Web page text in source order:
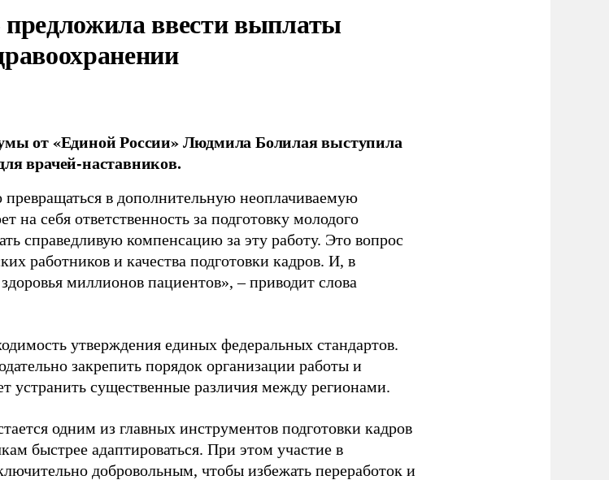
предложила ввести выплаты
от «Единой России» Людмила Болилая выступила
врачей-наставников.
превращаться в дополнительную неоплачиваемую
на себя ответственность за подготовку молодого
справедливую компенсацию за эту работу. Это вопрос
работников и качества подготовки кадров. И, в
миллионов пациентов», – приводит слова
утверждения единых федеральных стандартов.
закрепить порядок организации работы и
устранить существенные различия между регионами.
одним из главных инструментов подготовки кадров
быстрее адаптироваться. При этом участие в
добровольным, чтобы избежать переработок и